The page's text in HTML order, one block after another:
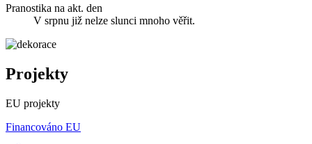
Pranostika na akt. den
V srpnu již nelze slunci mnoho věřit.
Projekty
EU projekty
Financováno EU